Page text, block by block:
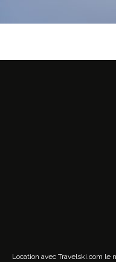
Location avec Travelski.com le